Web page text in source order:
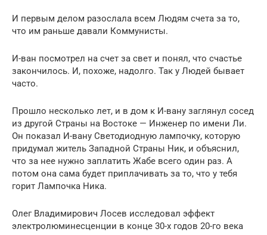
И первым делом разослала всем Людям счета за то,
что им раньше давали Коммунисты.
И-ван посмотрел на счет за свет и понял, что счастье
закончилось. И, похоже, надолго. Так у Людей бывает
часто.
Прошло несколько лет, и в дом к И-вану заглянул сосед
из другой Страны на Востоке — Инженер по имени Ли.
Он показал И-вану Светодиодную лампочку, которую
придумал житель Западной Страны Ник, и объяснил,
что за нее нужно заплатить Жабе всего один раз. А
потом она сама будет приплачивать за то, что у тебя
горит Лампочка Ника.
Олег Владимирович Лосев исследовал эффект
электролюминесценции в конце 30-х годов 20-го века